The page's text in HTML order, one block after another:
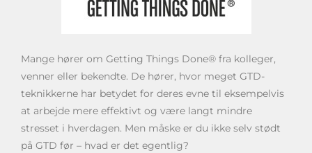
Mange hører om Getting Things Done® fra kolleger,
venner eller bekendte. De hører, hvor meget GTD-
teknikkerne har betydet for deres evne til eksempelvis
at arbejde mere effektivt og være langt mindre
stresset i hverdagen. Men måske er du ikke selv stødt
på GTD før – hvad er det egentlig?